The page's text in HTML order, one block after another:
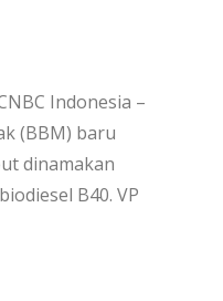
Indonesia –
(BBM) baru
dinamakan
B40. VP